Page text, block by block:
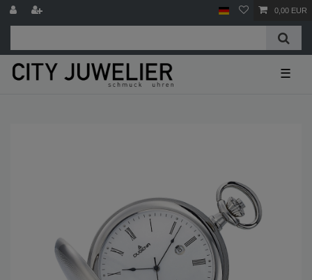
0,00 EUR
☰